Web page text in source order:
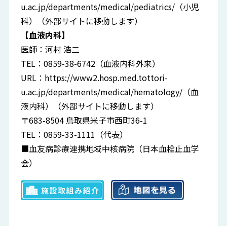
u.ac.jp/departments/medical/pediatrics/ （小児
科）（外部サイトに移動します）
【血液内科】
医師：河村 浩二
TEL：0859-38-6742（血液内科外来）
URL： https://www2.hosp.med.tottori-
u.ac.jp/departments/medical/hematology/ （血
液内科）（外部サイトに移動します）
〒683-8504 鳥取県米子市西町36-1
TEL：0859-33-1111（代表）
■血友病診療連携地域中核病院（日本血栓止血学
会）